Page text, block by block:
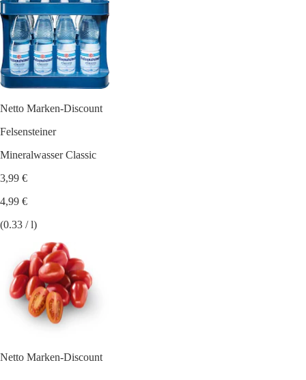
Netto Marken-Discount
Felsensteiner
Mineralwasser Classic
3,99 €
4,99 €
(0.33 / l)
Netto Marken-Discount